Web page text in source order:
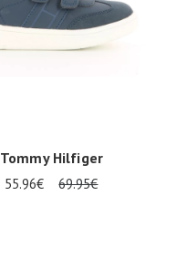
Tommy Hilfiger
55.96€ 69.95€